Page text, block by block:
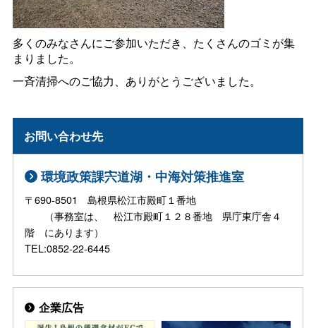
多くのみなさんにご参加いただき、たくさんのゴミが集
まりました。
一斉清掃へのご協力、ありがとうございました。
お問い合わせ先
環境政策課宍道湖・中海対策推進室
〒690-8501 島根県松江市殿町１番地
（事務室は、 松江市殿町１２８番地 県庁東庁舎４
階 にあります）
TEL:0852-22-6445
企業広告